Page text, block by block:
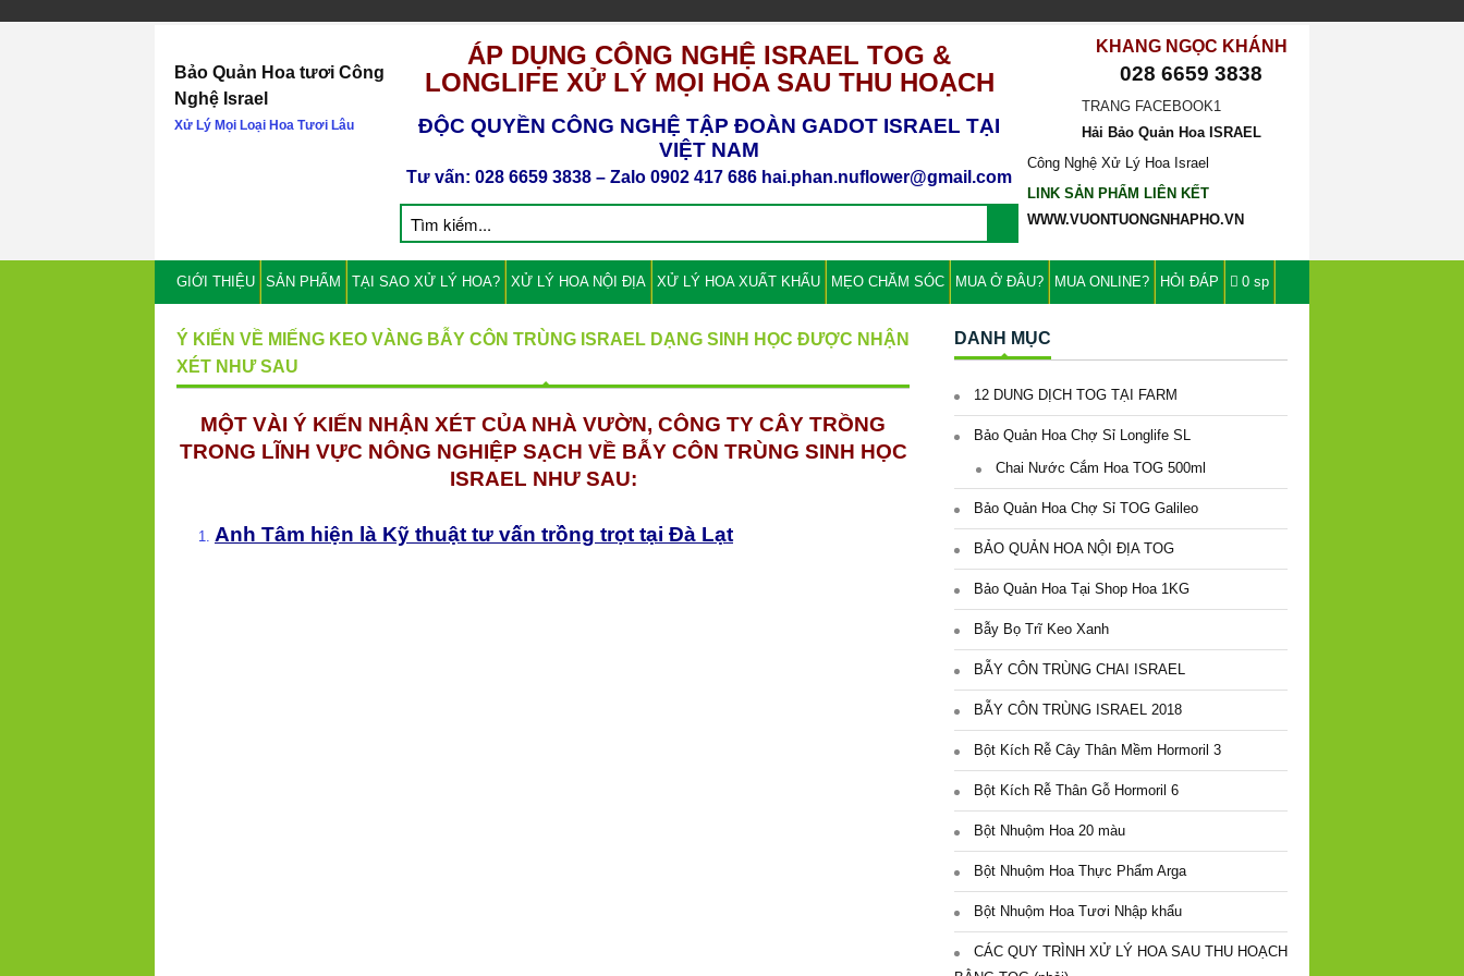
Bảo Quản Hoa tươi Công
Nghệ Israel
Xử Lý Mọi Loại Hoa Tươi Lâu
ÁP DỤNG CÔNG NGHỆ ISRAEL TOG &
LONGLIFE XỬ LÝ MỌI HOA SAU THU HOẠCH
ĐỘC QUYỀN CÔNG NGHỆ TẬP ĐOÀN GADOT ISRAEL TẠI
VIỆT NAM
Tư vấn: 028 6659 3838 – Zalo 0902 417 686 hai.phan.nuflower@gmail.com
KHANG NGỌC KHÁNH
028 6659 3838
TRANG FACEBOOK1
Hải Bảo Quản Hoa ISRAEL
Công Nghệ Xử Lý Hoa Israel
LINK SẢN PHẨM LIÊN KẾT
WWW.VUONTUONGNHAPHO.VN
GIỚI THIỆU SẢN PHẨM TẠI SAO XỬ LÝ HOA? XỬ LÝ HOA NỘI ĐỊA XỬ LÝ HOA XUẤT KHẨU MẸO CHĂM SÓC MUA Ở ĐÂU? MUA ONLINE? HỎI ĐÁP 0 sp
Ý KIẾN VỀ MIẾNG KEO VÀNG BẪY CÔN TRÙNG ISRAEL DẠNG SINH HỌC ĐƯỢC NHẬN
XÉT NHƯ SAU
MỘT VÀI Ý KIẾN NHẬN XÉT CỦA NHÀ VƯỜN, CÔNG TY CÂY TRỒNG
TRONG LĨNH VỰC NÔNG NGHIỆP SẠCH VỀ BẪY CÔN TRÙNG SINH HỌC
ISRAEL NHƯ SAU:
Anh Tâm hiện là Kỹ thuật tư vấn trồng trọt tại Đà Lạt
DANH MỤC
12 DUNG DỊCH TOG TẠI FARM
Bảo Quản Hoa Chợ Sỉ Longlife SL
Chai Nước Cắm Hoa TOG 500ml
Bảo Quản Hoa Chợ Sỉ TOG Galileo
BẢO QUẢN HOA NỘI ĐỊA TOG
Bảo Quản Hoa Tại Shop Hoa 1KG
Bẫy Bọ Trĩ Keo Xanh
BẪY CÔN TRÙNG CHAI ISRAEL
BẪY CÔN TRÙNG ISRAEL 2018
Bột Kích Rễ Cây Thân Mềm Hormoril 3
Bột Kích Rễ Thân Gỗ Hormoril 6
Bột Nhuộm Hoa 20 màu
Bột Nhuộm Hoa Thực Phẩm Arga
Bột Nhuộm Hoa Tươi Nhập khẩu
CÁC QUY TRÌNH XỬ LÝ HOA SAU THU HOẠCH